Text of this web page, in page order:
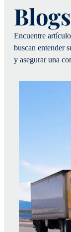
Encuentre
buscan entender
y asegurar una